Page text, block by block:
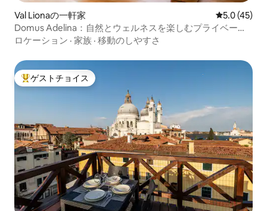
Val Lionaの一軒家 レビュー45
5.0 (45)
Domus Adelina：自然とウェルネスを楽しむプライベート
リトリート
ロケーション · 家族 · 移動のしやすさ
大好評のゲストチョイスです。
ゲストチョイス